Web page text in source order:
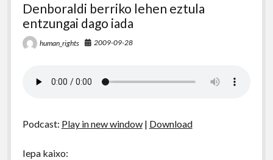
Denboraldi berriko lehen eztula
entzungai dago iada
human_rights 2009-09-28
Podcast: Play in new window| Download
Iepa kaixo: